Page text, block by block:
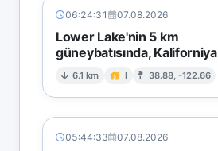
06:24:31 07.08.2026
Lower Lake'nin 5 km
güneybatısında, Kaliforniya
6.1 km I 38.88, -122.66
05:44:33 07.08.2026